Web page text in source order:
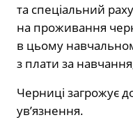
та спеціальний
на проживання
в цьому
з плати за
Черниці загрожує
ув’язнення.